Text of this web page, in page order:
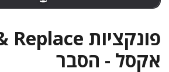
אקסל - הסבר